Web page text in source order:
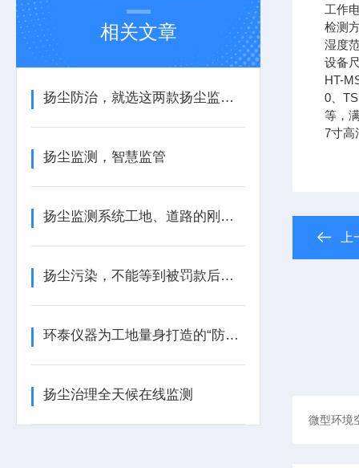
相关文章
扬尘防治，就选这两款扬尘监测装置
扬尘监测，智慧监管
扬尘监测系统工地、道路的刚需设备
扬尘污染，不能等到被罚款后才后悔
环泰仪器为工地量身打造的“防尘金盾”
扬尘治理全天候在线监测
工作
检测
湿度
设备
HT-
0、
等，
7寸高